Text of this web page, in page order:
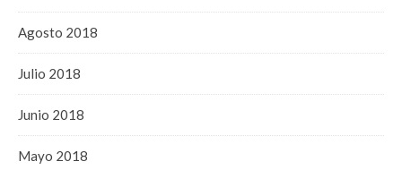
Agosto 2018
Julio 2018
Junio 2018
Mayo 2018